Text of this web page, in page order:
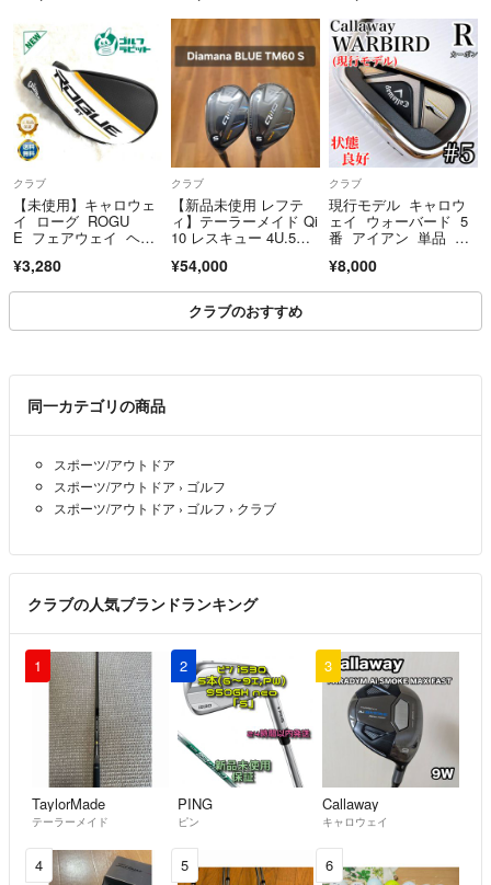
また、配送方法につきましても、ご指定いただければ対応させていただ
きます。
最後までお読みいただき、ありがとうございました^_^
クラブ
【未使用】キャロウェ
イ ローグ ROGU
E フェアウェイ ヘッ
¥3,280
クラブ
【新品未使用 レフテ
ィ】テーラーメイド Qi
10 レスキュー 4U.5
¥54,000
クラブ
現行モデル キャロウ
ェイ ウォーバード 5
番 アイアン 単品 純
¥8,000
クラブのおすすめ
同一カテゴリの商品
スポーツ/アウトドア
スポーツ/アウトドア › ゴルフ
スポーツ/アウトドア › ゴルフ › クラブ
クラブの人気ブランドランキング
1
TaylorMade
テーラーメイド
2
PING
ピン
3
Callaway
キャロウェイ
4 5 6